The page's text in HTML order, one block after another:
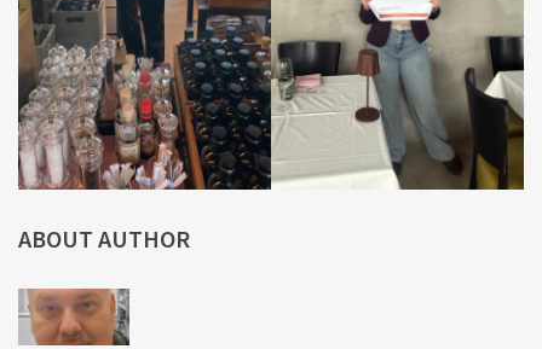
ABOUT AUTHOR